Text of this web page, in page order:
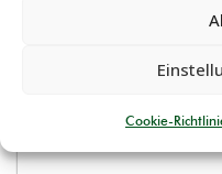
Cookie-
Produkt „VarioLens“